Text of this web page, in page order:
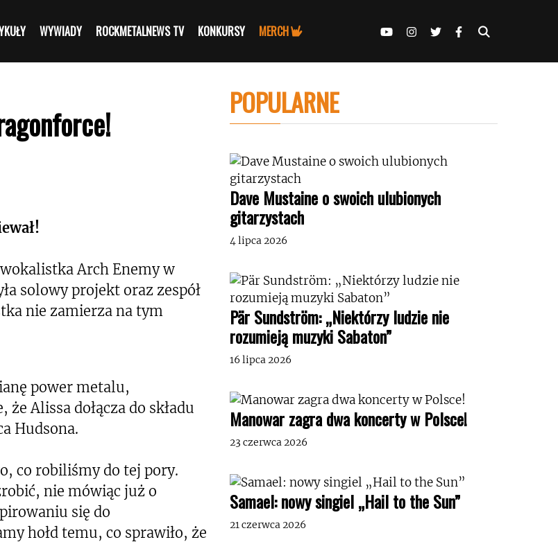
WYWIADY ROCKMETALNEWS TV KONKURSY MERCH
Arch Enemy w
solowy projekt oraz zespół
nie zamierza na tym
power metalu,
Alissa dołącza do składu
Hudsona.
co robiliśmy do tej pory.
nie mówiąc już o
się do
hołd temu, co sprawiło, że
POPULARNE
Dave Mustaine o swoich ulubionych
gitarzystach
4 lipca 2026
Pär Sundström: „Niektórzy ludzie nie
rozumieją muzyki Sabaton”
16 lipca 2026
Manowar zagra dwa koncerty w Polsce!
23 czerwca 2026
Samael: nowy singiel „Hail to the Sun”
21 czerwca 2026